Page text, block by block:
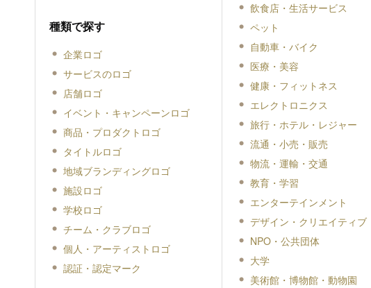
種類で探す
企業ロゴ
サービスのロゴ
店舗ロゴ
イベント・キャンペーンロゴ
商品・プロダクトロゴ
タイトルロゴ
地域ブランディングロゴ
施設ロゴ
学校ロゴ
チーム・クラブロゴ
個人・アーティストロゴ
認証・認定マーク
飲食店・生活サービス
ペット
自動車・バイク
医療・美容
健康・フィットネス
エレクトロニクス
旅行・ホテル・レジャー
流通・小売・販売
物流・運輸・交通
教育・学習
エンターテインメント
デザイン・クリエイティブ
NPO・公共団体
大学
美術館・博物館・動物園